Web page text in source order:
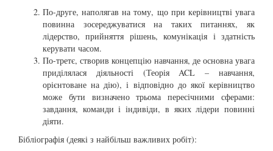
По-друге, наполягав на тому, що при керівництві увага
повинна зосереджуватися на таких питаннях, як
лідерство, прийняття рішень, комунікація і здатність
керувати часом.
По-третє, створив концепцію навчання, де основна увага
приділялася діяльності (Теорія ACL – навчання,
орієнтоване на дію), і відповідно до якої керівництво
може бути визначено трьома пересічними сферами:
завдання, команди і індивіди, в яких лідери повинні
діяти.
Бібліографія (деякі з найбільш важливих робіт):